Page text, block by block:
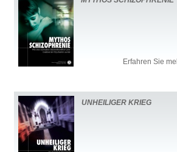
Erfahren Sie
UNHEILIGER KRIEG